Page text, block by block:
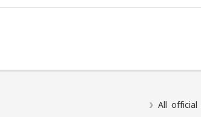
All official